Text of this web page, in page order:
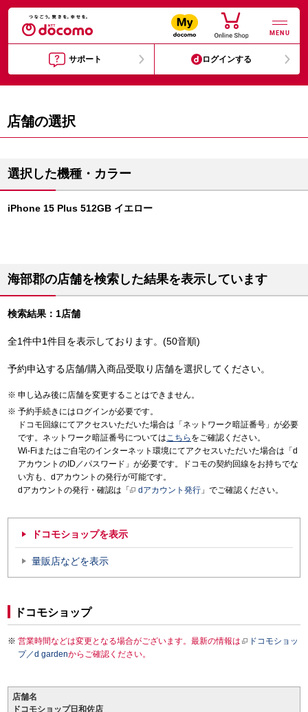
MENU
サポート ログインする
店舗の選択
選択した機種・カラー
iPhone 15 Plus 512GB イエロー
海部郡の店舗を検索した結果を表示しています
検索結果：1店舗
全1件中1件目を表示しております。(50音順)
予約申込する店舗/購入商品受取り店舗を選択してください。
申し込み後に店舗を変更することはできません。
予約手続きにはログインが必要です。
ドコモ回線にてアクセスいただいた場合は「ネットワーク暗証番号」が必要
です。ネットワーク暗証番号についてはこちら をご確認ください。
Wi-Fiまたはご自宅のインターネット環境にてアクセスいただいた場合は「d
アカウントのID／パスワード」が必要です。ドコモの契約回線をお持ちでな
い方も、dアカウントの発行が可能です。
dアカウントの発行・確認は「
dアカウント発行 」でご確認ください。
ドコモショップを表示
量販店などを表示
ドコモショップ
営業時間などは変更となる場合がございます。最新の情報は
ドコモショッ
プ／d gardenからご確認ください。
店舗名
ドコモショップ日和佐店